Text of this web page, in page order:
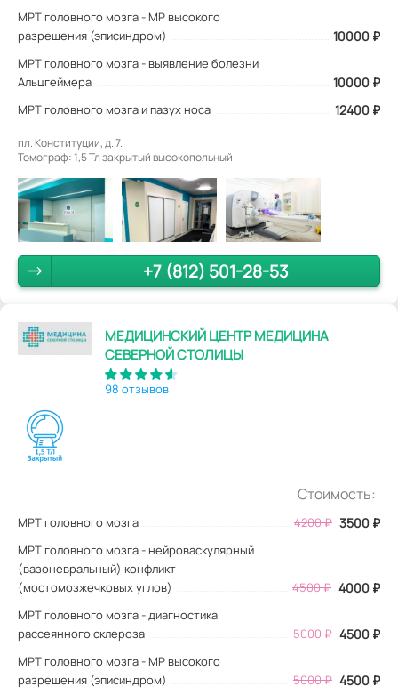
МРТ головного мозга - МР высокого
разрешения (эписиндром)
10000 ₽
МРТ головного мозга - выявление болезни
Альцгеймера
10000 ₽
МРТ головного мозга и пазух носа 12400 ₽
пл. Конституции, д. 7.
Томограф: 1,5 Тл закрытый высокопольный
+7 (812) 501-28-53
МЕДИЦИНСКИЙ ЦЕНТР МЕДИЦИНА
СЕВЕРНОЙ СТОЛИЦЫ
98 отзывов
Стоимость:
МРТ головного мозга 4200₽ 3500 ₽
МРТ головного мозга - нейроваскулярный
(вазоневральный) конфликт
(мостомозжечковых углов)
4500 ₽ 4000 ₽
МРТ головного мозга - диагностика
рассеянного склероза
5000 ₽ 4500 ₽
МРТ головного мозга - МР высокого
разрешения (эписиндром)
5000 ₽ 4500 ₽